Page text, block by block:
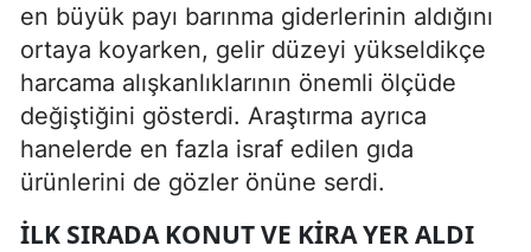
en büyük payı barınma giderlerinin aldığını
ortaya koyarken, gelir düzeyi yükseldikçe
harcama alışkanlıklarının önemli ölçüde
değiştiğini gösterdi. Araştırma ayrıca
hanelerde en fazla israf edilen gıda
ürünlerini de gözler önüne serdi.
ILK SIRADA KONUT VE KIRA YER ALDI